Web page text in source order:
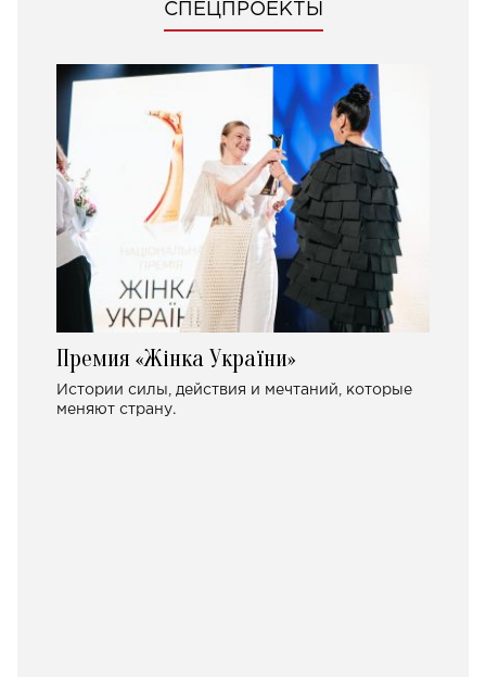
СПЕЦПРОЕКТЫ
Премия «Жінка України»
Истории силы, действия и мечтаний, которые
меняют страну.